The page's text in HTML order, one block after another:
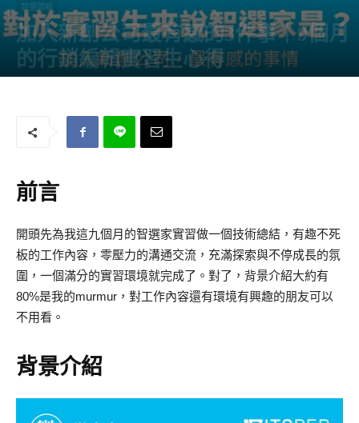
智選開箱
加入新創公司最有感的3件事｜9個月
的行銷編輯實習生心得
前言
開頭先為我這九個月的智選家實習做一個技術總結，有趣不死
板的工作內容，零壓力的溝通交流，充滿探索與不停成長的氛
圍，一個滿分的實習環境就完成了。對了，背景介紹大約有
80%是我的murmur，對工作內容還有環境有興趣的朋友可以
不用看。
背景介紹